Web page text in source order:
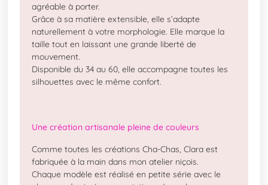
agréable à porter.
Grâce à sa matière extensible, elle s’adapte
naturellement à votre morphologie. Elle marque la
taille tout en laissant une grande liberté de
mouvement.
Disponible du 34 au 60, elle accompagne toutes les
silhouettes avec le même confort.
Une création artisanale pleine de couleurs
Comme toutes les créations Cha-Chas, Clara est
fabriquée à la main dans mon atelier niçois.
Chaque modèle est réalisé en petite série avec le